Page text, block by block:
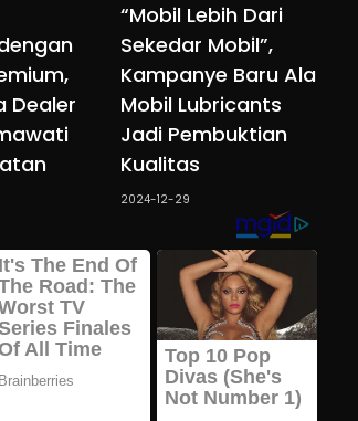
Dealer
“Mobil Lebih Dari
Sekedar Mobil”,
Kampanye Baru Ala
Mobil Lubricants
Jadi Pembuktian
Kualitas
2024-12-29